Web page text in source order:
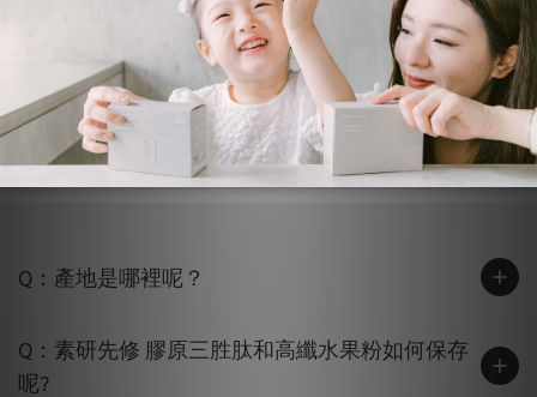
Q：益生菌什麼時間吃？跟哪些食物或藥物避開 ?
Q：產地是哪裡呢？
Q：素研先修 膠原三胜肽和高纖水果粉如何保存
呢?